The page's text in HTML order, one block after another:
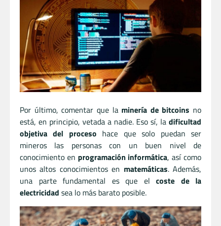
Por último, comentar que la minería de bitcoins no
está, en principio, vetada a nadie. Eso sí, la dificultad
objetiva del proceso hace que solo puedan ser
mineros las personas con un buen nivel de
conocimiento en programación informática, así como
unos altos conocimientos en matemáticas. Además,
una parte fundamental es que el coste de la
electricidad sea lo más barato posible.